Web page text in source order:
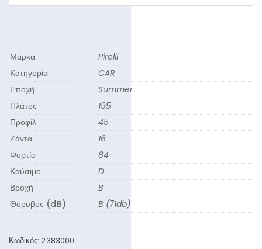
Μάρκα
Pirelli
Κατηγορία
CAR
Εποχή
Summer
Πλάτος
195
Προφίλ
45
Ζάντα
16
Φορτίο
84
Καύσιμο
D
Βροχή
B
Θόρυβος (dB)
B (71db)
Κωδικός:2383000